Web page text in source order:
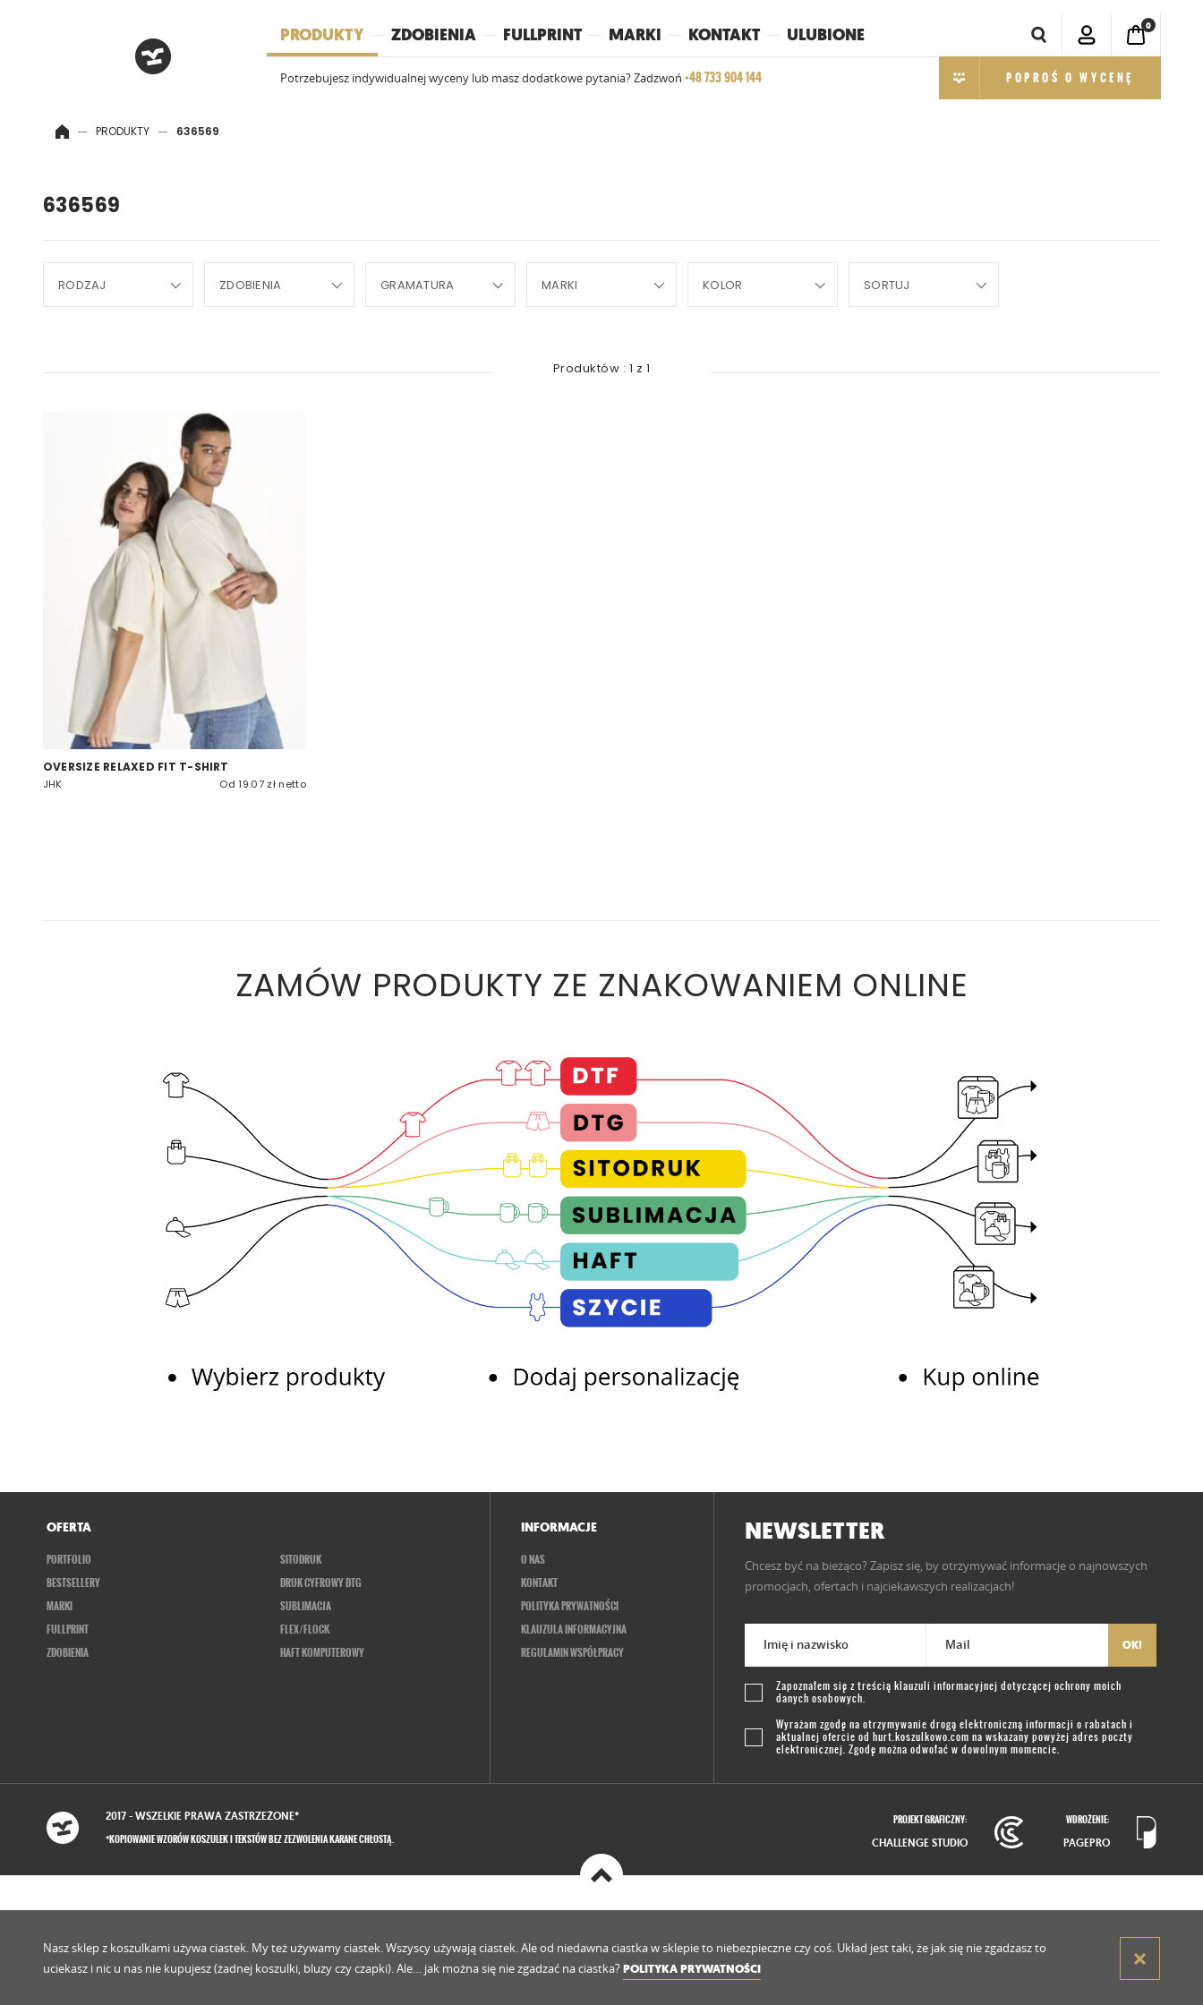
PRODUKTY ZDOBIENIA FULLPRINT MARKI KONTAKT ULUBIONE
Potrzebujesz indywidualnej wyceny lub masz dodatkowe pytania? Zadzwoń +48 733 904 144
0
POPROŚ O WYCENĘ
PRODUKTY 636569
636569
RODZAJ ZDOBIENIA GRAMATURA MARKI KOLOR SORTUJ
Produktów : 1 z 1
OVERSIZE RELAXED FIT T-SHIRT
JHK Od 19.07 zł netto
ZAMÓW PRODUKTY ZE ZNAKOWANIEM ONLINE
OFERTA
PORTFOLIO
BESTSELLERY
MARKI
FULLPRINT
ZDOBIENIA
SITODRUK
DRUK CYFROWY DTG
SUBLIMACJA
FLEX/FLOCK
HAFT KOMPUTEROWY
INFORMACJE
O NAS
KONTAKT
POLITYKA PRYWATNOŚCI
KLAUZULA INFORMACYJNA
REGULAMIN WSPÓŁPRACY
NEWSLETTER
Chcesz być na bieżąco? Zapisz się, by otrzymywać informacje o najnowszych
promocjach, ofertach i najciekawszych realizacjach!
Imię i nazwisko Mail OK!
Zapoznałem się z treścią klauzuli informacyjnej dotyczącej ochrony moich
danych osobowych.
Wyrażam zgodę na otrzymywanie drogą elektroniczną informacji o rabatach i
aktualnej ofercie od hurt.koszulkowo.com na wskazany powyżej adres poczty
elektronicznej. Zgodę można odwołać w dowolnym momencie.
2017 - WSZELKIEPRAWA ZASTRZEŻONE*
*KOPIOWANIE WZORÓW KOSZULEK I TEKSTÓW BEZ ZEZWOLENIA KARANE CHŁOSTĄ.
PROJEKT GRAFICZNY:
CHALLENGE STUDIO
WDROŻENIE:
PAGEPRO
Nasz sklep z koszulkami używa ciastek. My też używamy ciastek. Wszyscy używają ciastek. Ale od niedawna ciastka w sklepie to niebezpieczne czy coś. Układ jest taki, że jak się nie zgadzasz to
uciekasz i nic u nas nie kupujesz (żadnej koszulki, bluzy czy czapki). Ale… jak można się nie zgadzać na ciastka?POLITYKA PRYWATNOŚCI